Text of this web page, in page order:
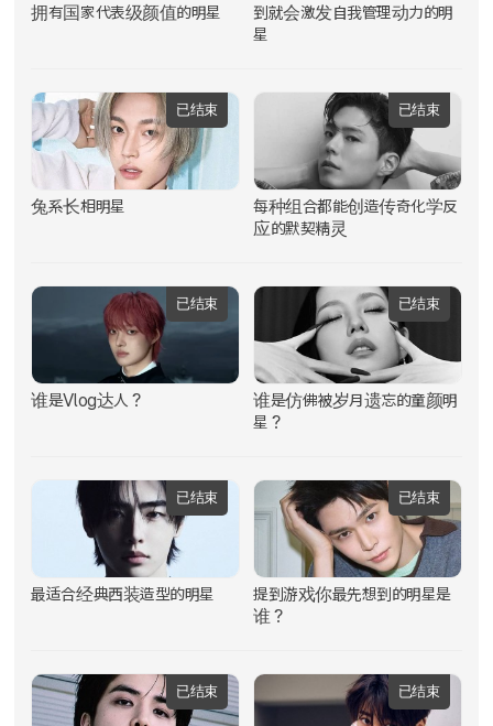
拥有国家代表级颜值的明星
到就会激发自我管理动力的明
星
已结束
兔系长相明星
已结束
每种组合都能创造传奇化学反
应的默契精灵
已结束
谁是Vlog达人？
已结束
谁是仿佛被岁月遗忘的童颜明
星？
已结束
最适合经典西装造型的明星
已结束
提到游戏你最先想到的明星是
谁？
已结束 已结束